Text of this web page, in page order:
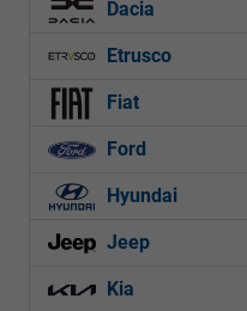
Dacia
Etrusco
Fiat
Ford
Hyundai
Jeep
Kia